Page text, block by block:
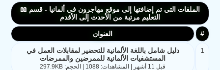
الملفات التي تم إضافتها إلى موقع مهاجرون في ألمانيا - قسم 📖
التعليم مرتبة من الأحدث إلى الأقدم
# العنوان
1
دليل شامل باللغة الألمانية للتحضير لمقابلات العمل في
المستشفيات الألمانية للممرضين والممرضات
قبل 11 أشهر | المشاهدات: 1088 | الحجم: 297.9KB